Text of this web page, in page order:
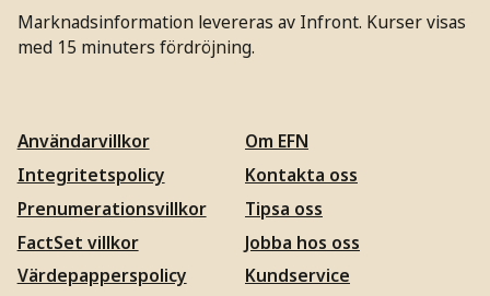
Marknadsinformation levereras av Infront. Kurser visas
med 15 minuters fördröjning.
Användarvillkor
Integritetspolicy
Prenumerationsvillkor
FactSet villkor
Värdepapperspolicy
Om EFN
Kontakta oss
Tipsa oss
Jobba hos oss
Kundservice